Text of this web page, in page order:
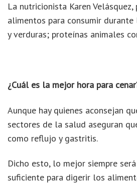
La nutricionista Karen
alimentos para consumir
y verduras; proteínas animales
¿Cuál es la mejor hora para
Aunque hay quienes aconsejan
sectores de la salud aseguran
como reflujo y gastritis.
Dicho esto, lo mejor siempre
suficiente para digerir los